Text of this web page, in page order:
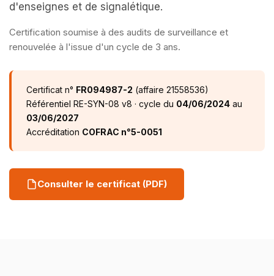
d'enseignes et de signalétique.
Certification soumise à des audits de surveillance et
renouvelée à l'issue d'un cycle de 3 ans.
Certificat n° FR094987-2 (affaire 21558536)
Référentiel RE-SYN-08 v8 · cycle du 04/06/2024 au
03/06/2027
Accréditation COFRAC n°5-0051
Consulter le certificat (PDF)